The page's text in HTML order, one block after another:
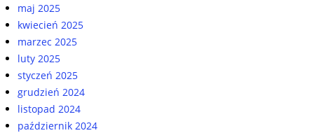
maj 2025
kwiecień 2025
marzec 2025
luty 2025
styczeń 2025
grudzień 2024
listopad 2024
październik 2024